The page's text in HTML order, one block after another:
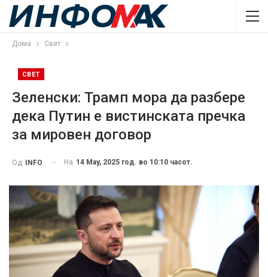
Дома Свет
СВЕТ
Зеленски: Трамп мора да разбере
дека Путин е вистинската пречка
за мировен договор
Од INFO На 14 May, 2025 год. во 10:10 часот.